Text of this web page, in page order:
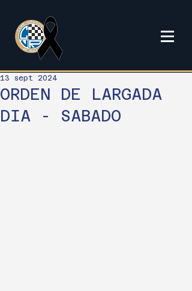
ORDEN DE LARGADA
DIA - SABADO
13 sept 2024